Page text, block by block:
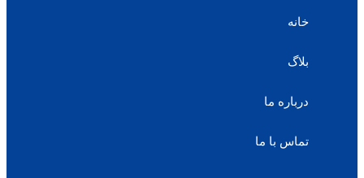
خانه
بلاگ
درباره ما
تماس با ما